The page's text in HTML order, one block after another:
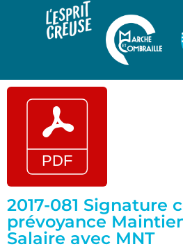
2017-081 Signature
prévoyance
Salaire avec MNT